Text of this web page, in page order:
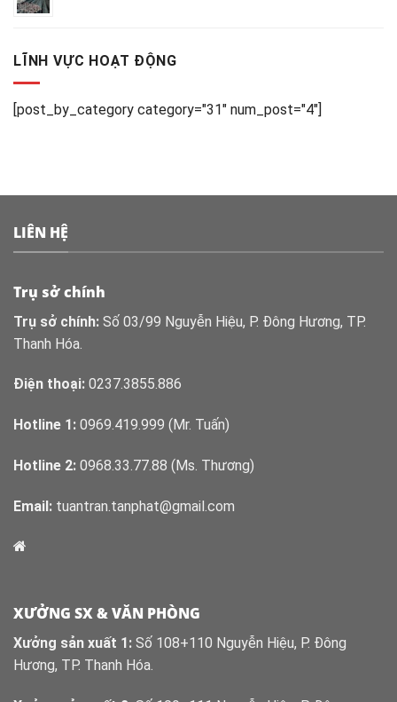
LĨNH VỰC HOẠT ĐỘNG
[post_by_category category="31" num_post="4"]
LIÊN HỆ
Trụ sở chính
Trụ sở chính: Số 03/99 Nguyễn Hiệu, P. Đông Hương, TP.
Thanh Hóa.
Điện thoại: 0237.3855.886
Hotline 1: 0969.419.999 (Mr. Tuấn)
Hotline 2: 0968.33.77.88 (Ms. Thương)
Email: tuantran.tanphat@gmail.com
XƯỞNG SX & VĂN PHÒNG
Xưởng sản xuất 1: Số 108+110 Nguyễn Hiệu, P. Đông
Hương, TP. Thanh Hóa.